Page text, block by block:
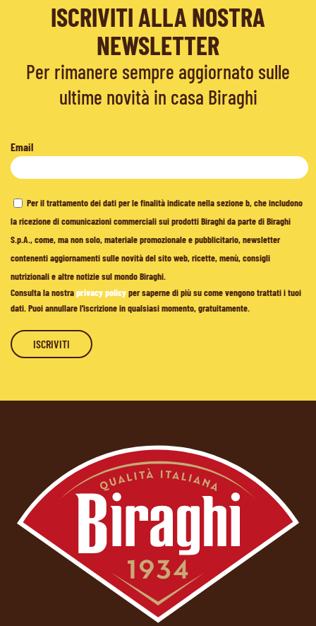
ISCRIVITI ALLA NOSTRA
NEWSLETTER
Per rimanere sempre aggiornato sulle
ultime novità in casa Biraghi
Email
Per il trattamento dei dati per le finalità indicate nella sezione b, che includono
la ricezione di comunicazioni commerciali sui prodotti Biraghi da parte di Biraghi
S.p.A., come, ma non solo, materiale promozionale e pubblicitario, newsletter
contenenti aggiornamenti sulle novità del sito web, ricette, menù, consigli
nutrizionali e altre notizie sul mondo Biraghi.
Consulta la nostraprivacy policyper saperne di più su come vengono trattati i tuoi
dati. Puoi annullare l'iscrizione in qualsiasi momento, gratuitamente.